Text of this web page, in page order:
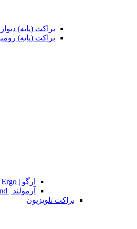
براکت (پایه)
براکت (پایه)
ارگو | Ergo
آرمولند | Armoland
براکت تلویزیون